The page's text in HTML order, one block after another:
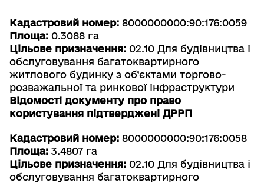
Кадастровий номер: 8000000000:90:176:0059
Площа: 0.3088 га
Цільове призначення: 02.10 Для будівництва і
обслуговування багатоквартирного
житлового будинку з об’єктами торгово-
розважальної та ринкової інфраструктури
Відомості документу про право
користування підтверджені ДРРП
Кадастровий номер: 8000000000:90:176:0058
Площа: 3.4807 га
Цільове призначення: 02.10 Для будівництва і
обслуговування багатоквартирного